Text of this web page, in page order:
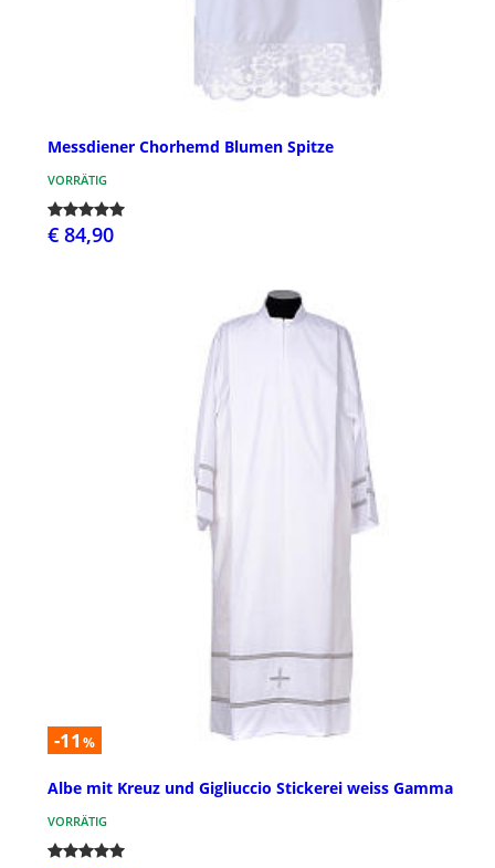
Messdiener Chorhemd Blumen Spitze
VORRÄTIG
€ 84,90
-11 %
Albe mit Kreuz und Gigliuccio Stickerei weiss Gamma
VORRÄTIG